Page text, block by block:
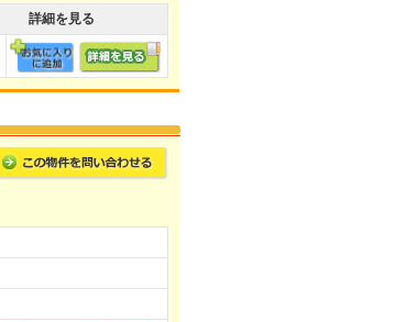
詳細を見る